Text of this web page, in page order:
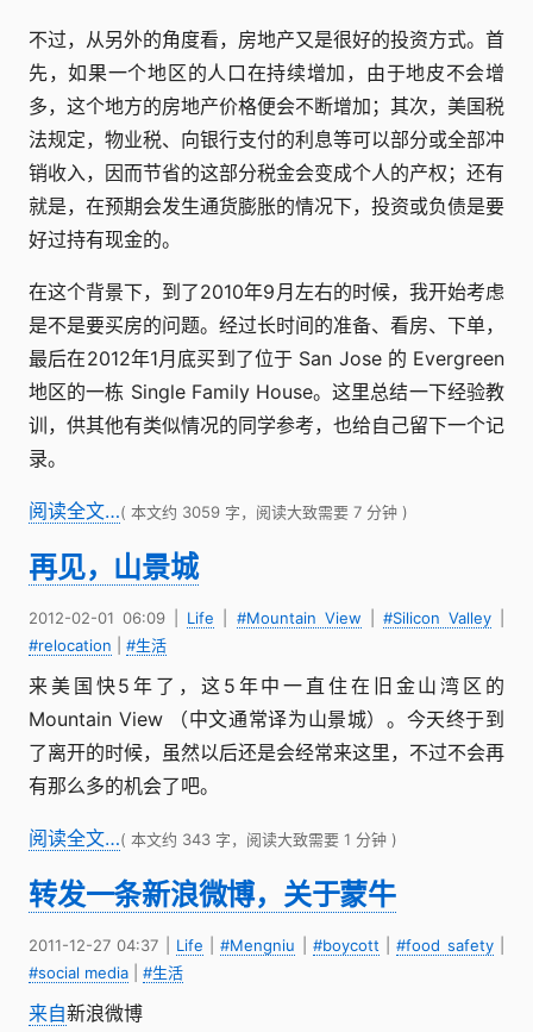
不过，从另外的角度看，房地产又是很好的投资方式。首
先，如果一个地区的人口在持续增加，由于地皮不会增
多，这个地方的房地产价格便会不断增加；其次，美国税
法规定，物业税、向银行支付的利息等可以部分或全部冲
销收入，因而节省的这部分税金会变成个人的产权；还有
就是，在预期会发生通货膨胀的情况下，投资或负债是要
好过持有现金的。
在这个背景下，到了2010年9月左右的时候，我开始考虑
是不是要买房的问题。经过长时间的准备、看房、下单，
最后在2012年1月底买到了位于 San Jose 的 Evergreen
地区的一栋 Single Family House。这里总结一下经验教
训，供其他有类似情况的同学参考，也给自己留下一个记
录。
阅读全文…( 本文约 3059 字，阅读大致需要 7 分钟 )
再见，山景城
2012-02-01 06:09 Life #Mountain View #Silicon Valley|
#relocation
#生活
来美国快5年了，这5年中一直住在旧金山湾区的
Mountain View （中文通常译为山景城）。今天终于到
了离开的时候，虽然以后还是会经常来这里，不过不会再
有那么多的机会了吧。
阅读全文…( 本文约 343 字，阅读大致需要 1 分钟 )
转发一条新浪微博，关于蒙牛
2011-12-27 04:37 Life |#Mengniu #boycott |#food safety|
#social media
#生活
来自新浪微博